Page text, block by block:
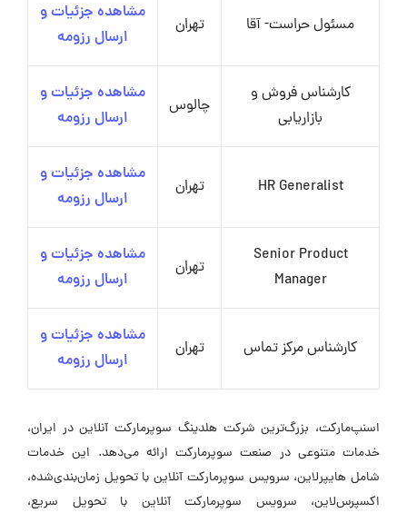
مسئول حراست- آقا تهران
مشاهده جزئیات و
ارسال رزومه
کارشناس فروش و
بازاریابی
چالوس
مشاهده جزئیات و
ارسال رزومه
HR Generalist تهران
مشاهده جزئیات و
ارسال رزومه
Senior Product
Manager
تهران
مشاهده جزئیات و
ارسال رزومه
کارشناس مرکز تماس تهران
مشاهده جزئیات و
ارسال رزومه
اسنپ‌مارکت، بزرگ‌ترین شرکت هلدینگ سوپرمارکت آنلاین در ایران،
خدمات متنوعی در صنعت سوپرمارکت ارائه می‌دهد. این خدمات
شامل هایپرلاین، سرویس سوپرمارکت آنلاین با تحویل زمان‌بندی‌شده،
اکسپرس‌لاین، سرویس سوپرمارکت آنلاین با تحویل سریع،